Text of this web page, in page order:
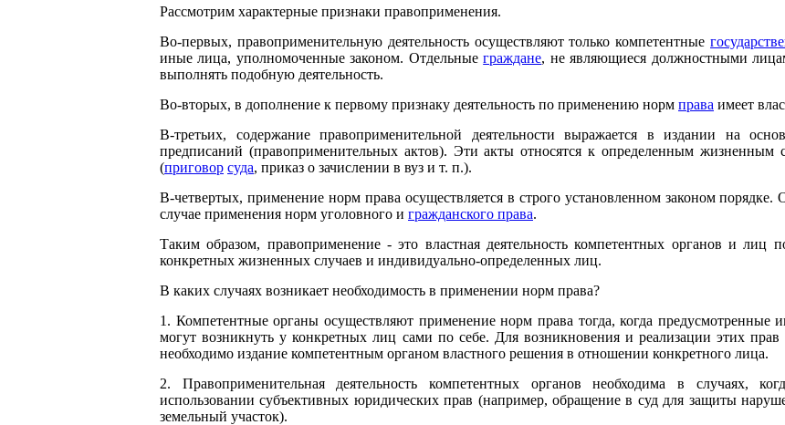
Рассмотрим характерные признаки правоприменения.
Во-первых, правоприменительную деятельность осуществляют только компетентные
иные лица, уполномоченные законом. Отдельныеграждане, не являющиеся должностными
выполнять подобную деятельность.
Во-вторых, в дополнение к первому признаку деятельность по применению норм права имеет
В-третьих, содержание правоприменительной деятельности выражается в издании на
предписаний (правоприменительных актов). Эти акты относятся к определенным жизненным
(приговор суда, приказ о зачислении в вуз и т. п.).
В-четвертых, применение норм права осуществляется в строго установленном законом порядке.
случае применения норм уголовного и гражданского права.
Таким образом, правоприменение - это властная деятельность компетентных органов и лиц
конкретных жизненных случаев и индивидуально-определенных лиц.
В каких случаях возникает необходимость в применении норм права?
1. Компетентные органы осуществляют применение норм права тогда, когда предусмотренные
могут возникнуть у конкретных лиц сами по себе. Для возникновения и реализации этих
необходимо издание компетентным органом властного решения в отношении конкретного лица.
2. Правоприменительная деятельность компетентных органов необходима в случаях,
использовании субъективных юридических прав (например, обращение в суд для защиты
земельный участок).